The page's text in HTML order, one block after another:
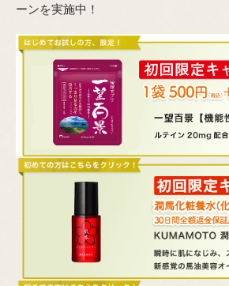
ーンを実施中！